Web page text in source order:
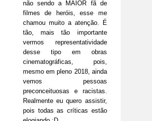
não sendo a MAIOR fã de
filmes de heróis, esse me
chamou muito a atenção. É
tão, mais tão importante
vermos representatividade
desse tipo em obras
cinematográficas, pois,
mesmo em pleno 2018, ainda
vemos pessoas
preconceituosas e racistas.
Realmente eu quero assistir,
pois todas as críticas estão